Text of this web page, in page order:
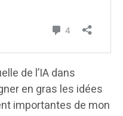
de l’IA dans
en gras les idées
importantes de mon